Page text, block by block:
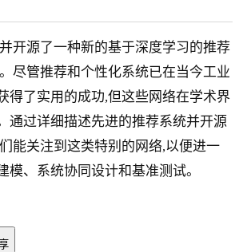
开源了一种新的基于深度学习的推荐
尽管推荐和个性化系统已在当今工业
得了实用的成功,但这些网络在学术界
通过详细描述先进的推荐系统并开源
能关注到这类特别的网络,以便进一
模、系统协同设计和基准测试。